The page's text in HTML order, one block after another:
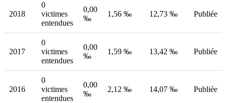
2018
0
victimes
entendues
0,00
‰
1,56 ‰ 12,73 ‰ Publiée
2017
0
victimes
entendues
0,00
‰
1,59 ‰ 13,42 ‰ Publiée
2016
0
victimes
entendues
0,00
‰
2,12 ‰ 14,07 ‰ Publiée